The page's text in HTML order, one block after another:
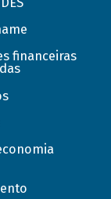
financeiras